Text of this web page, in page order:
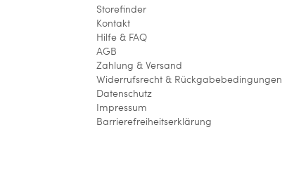
Storefinder
Kontakt
Hilfe & FAQ
AGB
Zahlung & Versand
Widerrufsrecht & Rückgabebedingungen
Datenschutz
Impressum
Barrierefreiheitserklärung